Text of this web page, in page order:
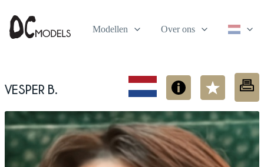
Modellen Over ons
Vesper B.